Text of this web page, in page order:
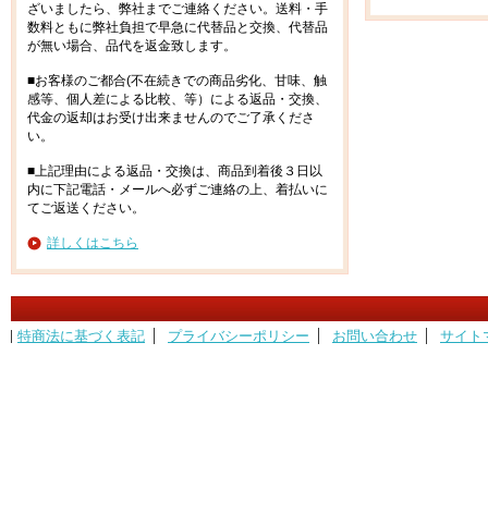
ざいましたら、弊社までご連絡ください。送料・手
数料ともに弊社負担で早急に代替品と交換、代替品
が無い場合、品代を返金致します。
■お客様のご都合(不在続きでの商品劣化、甘味、触
感等、個人差による比較、等）による返品・交換、
代金の返却はお受け出来ませんのでご了承くださ
い。
■上記理由による返品・交換は、商品到着後３日以
内に下記電話・メールへ必ずご連絡の上、着払いに
てご返送ください。
詳しくはこちら
特商法に基づく表記 プライバシーポリシー お問い合わせ サイト